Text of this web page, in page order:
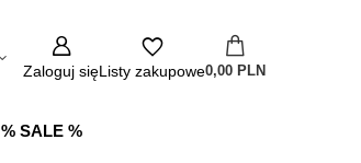
Zaloguj sięListy zakupowe0,00 PLN
% SALE %